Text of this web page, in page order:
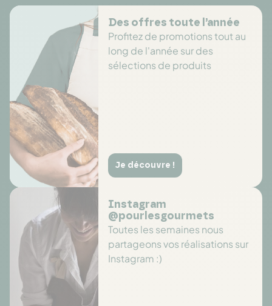
Des offres toute l’année
Profitez de promotions tout au
long de l'année sur des
sélections de produits
Je découvre !
Instagram
@pourlesgourmets
Toutes les semaines nous
partageons vos réalisations sur
Instagram :)